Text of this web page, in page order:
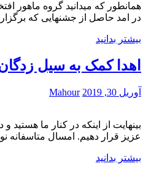
همانطور که میدانید گروه ماهور
در امد حاصل از جشنهایی که
بیشتر بدانید
اهدا کمک به سیل
آوریل 30, 2019 Mahour
بینهایت از اینکه در کنار ما
عزیز قرار دهیم. امسال متاسفانه
بیشتر بدانید